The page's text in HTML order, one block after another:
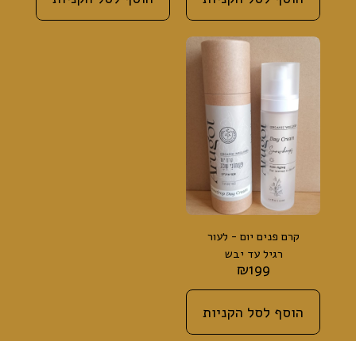
קרם פנים יום - לעור
רגיל עד יבש
(אנטי-אייג'ינג, פעמוני
שלג)
₪199
הוסף לסל הקניות